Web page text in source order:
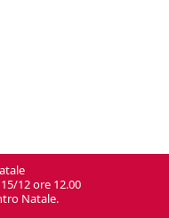
12 ore 12.00
Natale.